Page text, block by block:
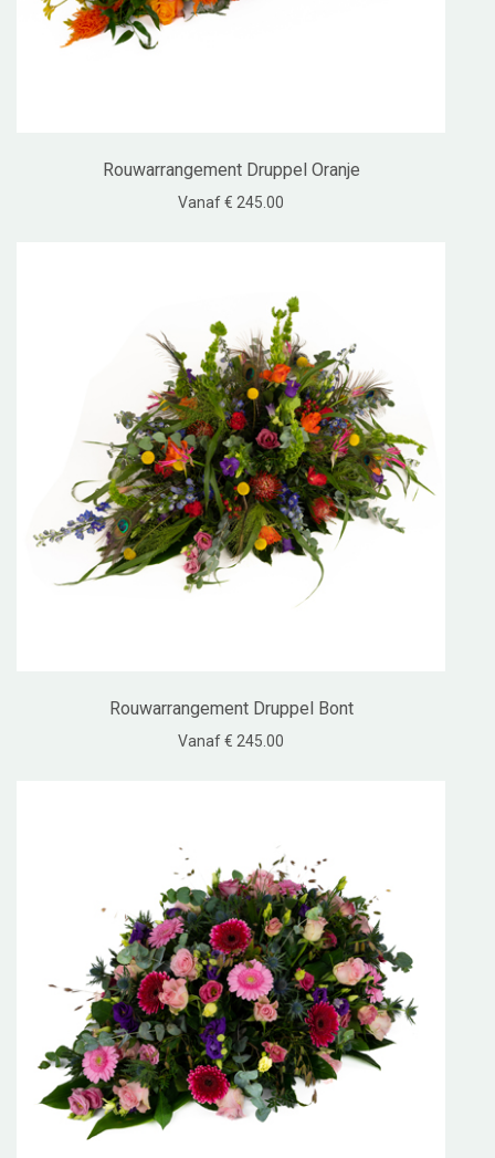
Rouwarrangement Druppel Oranje
Vanaf € 245.00
Rouwarrangement Druppel Bont
Vanaf € 245.00